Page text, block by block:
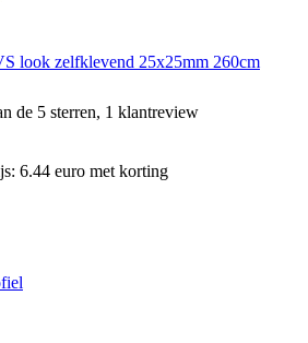
look zelfklevend 25x25mm 260cm
de 5 sterren, 1 klantreview
6.44 euro met korting